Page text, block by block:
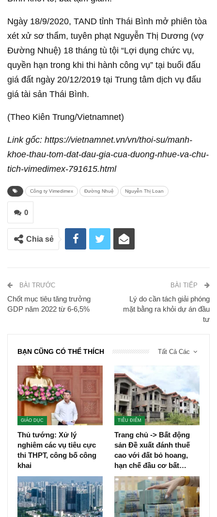
Ngày 18/9/2020, TAND tỉnh Thái Bình mở phiên tòa
xét xử sơ thẩm, tuyên phạt Nguyễn Thị Dương (vợ
Đường Nhuệ) 18 tháng tù tội “Lợi dụng chức vụ,
quyền hạn trong khi thi hành công vụ” tại buổi đấu
giá đất ngày 20/12/2019 tại Trung tâm dịch vụ đấu
giá tài sản Thái Bình.
(Theo Kiên Trung/Vietnamnet)
Link gốc: https://vietnamnet.vn/vn/thoi-su/manh-
khoe-thau-tom-dat-dau-gia-cua-duong-nhue-va-chu-
tich-vimedimex-791615.html
Công ty Vimedimex Đường Nhuệ Nguyễn Thị Loan
0
Chia sẻ
BÀI TRƯỚC
Chốt mục tiêu tăng trưởng
GDP năm 2022 từ 6-6,5%
BÀI TIẾP
Lý do cần tách giải phóng
mặt bằng ra khỏi dự án đầu
tư
Tất Cả Các
BẠN CŨNG CÓ THỂ THÍCH
GIÁO DỤC
Thủ tướng: Xử lý
nghiêm các vụ tiêu cực
thi THPT, công bố công
khai
TIÊU ĐIỂM
Trang chủ -> Bất động
sản Đề xuất đánh thuế
cao với đất bỏ hoang,
hạn chế đầu cơ bất…